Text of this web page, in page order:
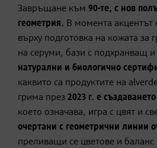
Завръщане към 90-те, с нов
геометрия. В момента акцентът
върху подготовка на кожата за
на серуми, бази с подхранващ
натурални и биологично
каквито са продуктите на
грима през 2023 г. е
което означава, игра с цвят и
очертани с геометрични линии
преливащи се цветове и баланс